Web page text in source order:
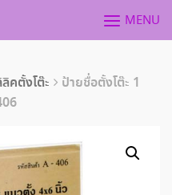
MENU
คตั้งโต๊ะ
ป้ายชื่อตั้งโต๊ะ 1